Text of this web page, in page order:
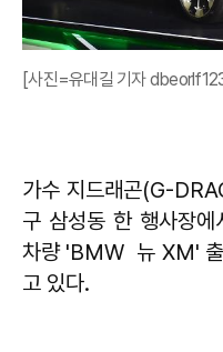
[사진=유대길 기자
가수 지드래곤(G-
구 삼성동 한 행사장
차량 'BMW 뉴 XM' 출
고 있다.